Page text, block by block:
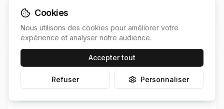
Position deParis 17
Irradiation vs voisines: 100.0%
Cookies
Nous utilisons des cookies pour améliorer votre
expérience et analyser notre audience.
Accepter tout
Refuser Personnaliser